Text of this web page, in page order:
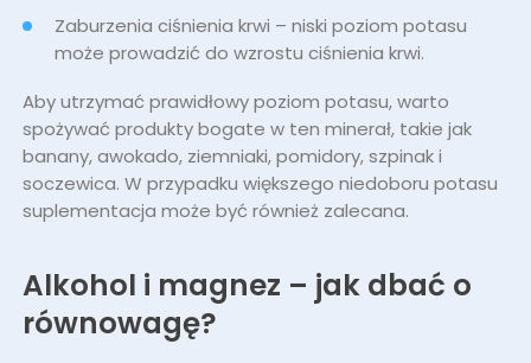
Zaburzenia ciśnienia krwi – niski poziom potasu
może prowadzić do wzrostu ciśnienia krwi.
Aby utrzymać prawidłowy poziom potasu, warto
spożywać produkty bogate w ten minerał, takie jak
banany, awokado, ziemniaki, pomidory, szpinak i
soczewica. W przypadku większego niedoboru potasu
suplementacja może być również zalecana.
Alkohol i magnez – jak dbać o
równowagę?